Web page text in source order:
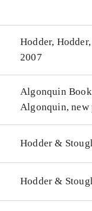
Hodder,
2007
Algonquin
Algonquin, new
Hodder &
Hodder &